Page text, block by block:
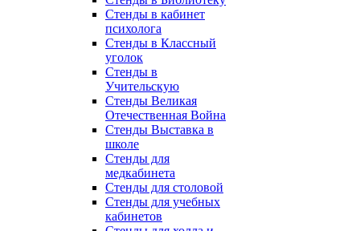
Стенды в кабинет
психолога
Стенды в Классный
уголок
Стенды в
Учительскую
Стенды Великая
Отечественная Война
Стенды Выставка в
школе
Стенды для
медкабинета
Стенды для столовой
Стенды для учебных
кабинетов